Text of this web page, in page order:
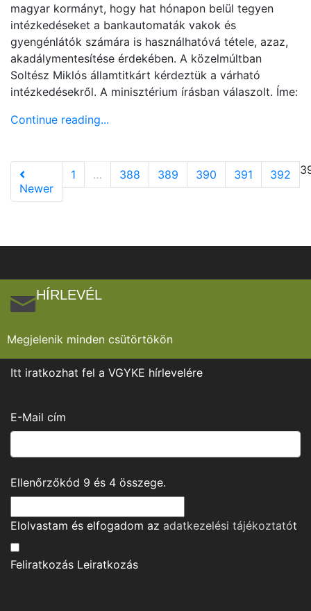
magyar kormányt, hogy hat hónapon belül tegyen
intézkedéseket a bankautomaták vakok és
gyengénlátók számára is használhatóvá tétele, azaz,
akadálymentesítése érdekében. A közelmúltban
Soltész Miklós államtitkárt kérdeztük a várható
intézkedésekről. A minisztérium írásban válaszolt. Íme:
Continue reading...
Newer
1 … 388 389 390 391 392
HÍRLEVÉL
Megjelenik minden csütörtökön
Itt iratkozhat fel a VGYKE hírlevelére
E-Mail cím
Ellenőrzőkód 9 és 4 összege.
Elolvastam és elfogadom az adatkezelési tájékoztatót
Feliratkozás Leiratkozás